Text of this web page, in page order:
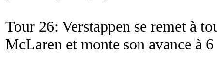
Tour 26: Verstappen se remet à
McLaren et monte son avance à 6